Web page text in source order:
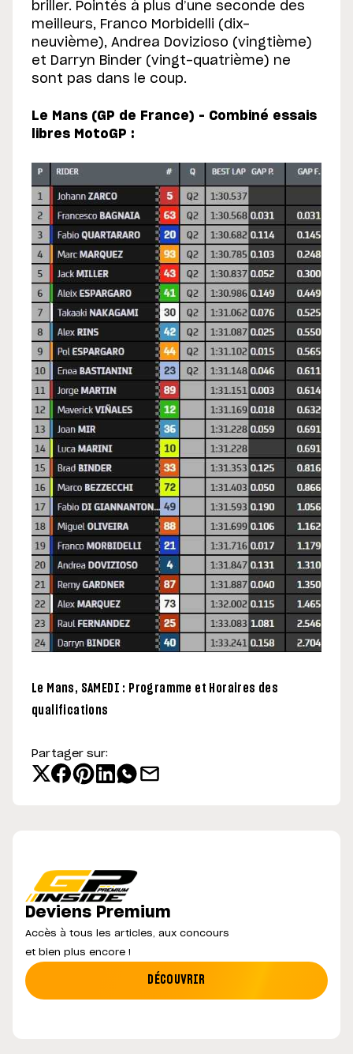
briller. Pointés à plus d’une seconde des
meilleurs, Franco Morbidelli (dix-
neuvième), Andrea Dovizioso (vingtième)
et Darryn Binder (vingt-quatrième) ne
sont pas dans le coup.
Le Mans (GP de France) – Combiné essais
libres MotoGP :
Le Mans, SAMEDI : Programme et Horaires des
qualifications
Partager sur:
Deviens Premium
Accès à tous les articles, aux concours
et bien plus encore !
DÉCOUVRIR